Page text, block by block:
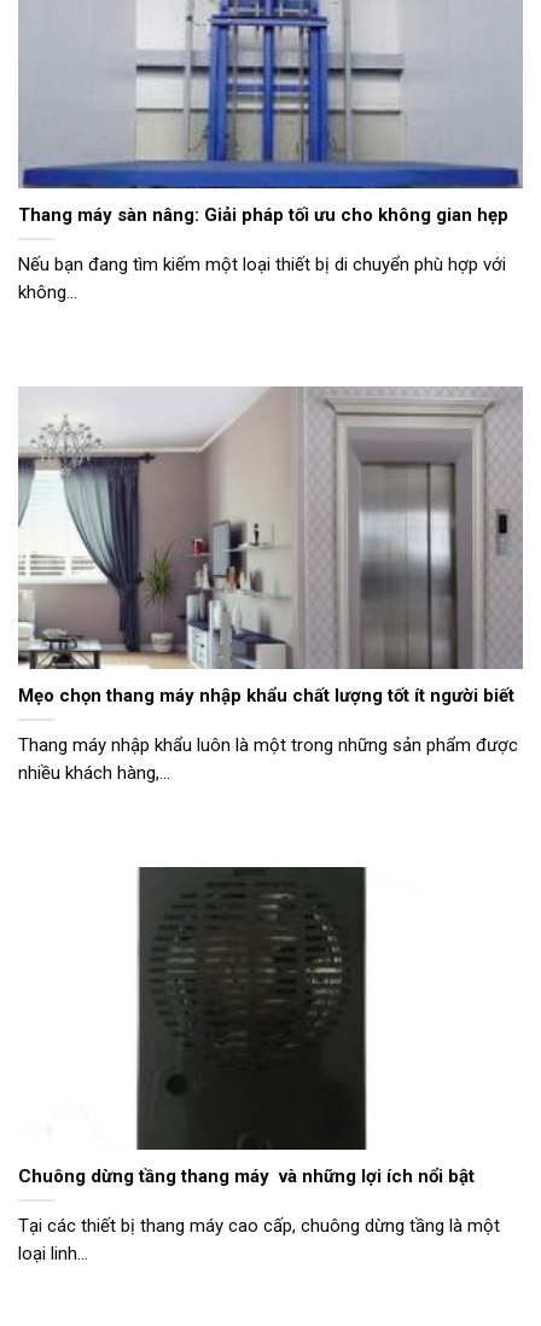
Thang máy sàn nâng: Giải pháp tối ưu cho không gian hẹp
Nếu bạn đang tìm kiếm một loại thiết bị di chuyển phù hợp với
không...
Mẹo chọn thang máy nhập khẩu chất lượng tốt ít người biết
Thang máy nhập khẩu luôn là một trong những sản phẩm được
nhiều khách hàng,...
Chuông dừng tầng thang máy và những lợi ích nổi bật
Tại các thiết bị thang máy cao cấp, chuông dừng tầng là một
loại linh...